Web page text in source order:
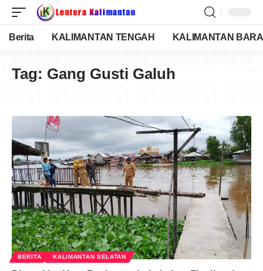
Berita KALIMANTAN TENGAH KALIMANTAN
Tag: Gang Gusti Galuh
BERITA KALIMANTAN SELATAN